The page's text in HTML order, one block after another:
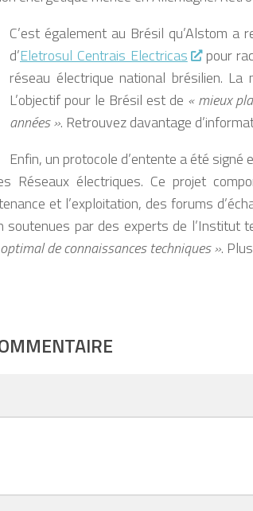
C’est également au Brésil qu’Alstom
d’Eletrosul Centrais Electricas
pour
réseau électrique national brésilien.
L’objectif pour le Brésil est de « mieux
années ». Retrouvez davantage
Enfin, un protocole d’entente a été
Réseaux électriques. Ce projet
et l’exploitation, des forums
soutenues par des experts de l’Institut
de connaissances techniques ».